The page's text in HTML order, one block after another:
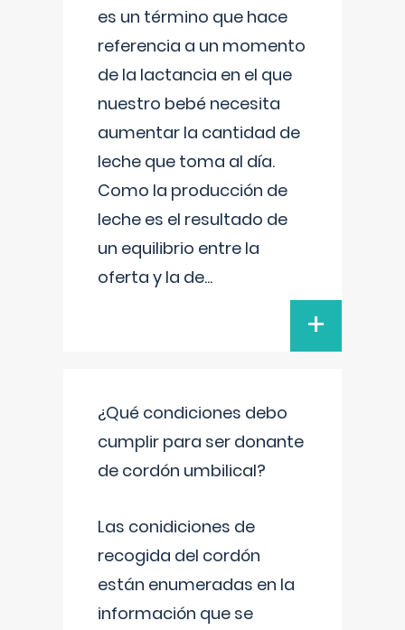
es un término que hace
referencia a un momento
de la lactancia en el que
nuestro bebé necesita
aumentar la cantidad de
leche que toma al día.
Como la producción de
leche es el resultado de
un equilibrio entre la
oferta y la de...
+
¿Qué condiciones debo
cumplir para ser donante
de cordón umbilical?
Las conidiciones de
recogida del cordón
están enumeradas en la
información que se